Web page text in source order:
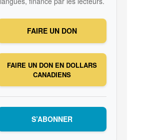
FAIRE UN DON
FAIRE UN DON EN DOLLARS
CANADIENS
S’ABONNER